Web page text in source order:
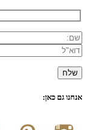
אנחנו גם כאן: